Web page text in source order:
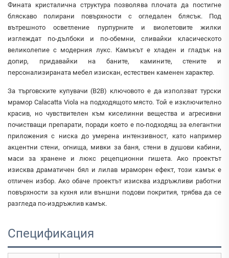
Фината кристалична структура позволява плочата да постигне
бляскаво полирани повърхности с огледален блясък. Под
вътрешното осветление пурпурните и виолетовите жилки
изглеждат по-дълбоки и по-обемни, сливайки класическото
великолепие с модерния лукс. Камъкът е хладен и гладък на
допир, придавайки на баните, камините, стените и
персонализираната мебел изискан, естествен каменен характер.
За търговските купувачи (B2B) ключовото е да използват турски
мрамор Calacatta Viola на подходящото място. Той е изключително
красив, но чувствителен към киселинни вещества и агресивни
почистващи препарати, поради което е по-подходящ за елегантни
приложения с ниска до умерена интензивност, като например
акцентни стени, огнища, мивки за баня, стени в душови кабини,
маси за хранене и люкс рецепционни гишета. Ако проектът
изисква драматичен бял и лилав мраморен ефект, този камък е
отличен избор. Ако обаче проектът изисква издръжливи работни
повърхности за кухня или външни подови покрития, трябва да се
разгледа по-издръжлив камък.
Спецификация